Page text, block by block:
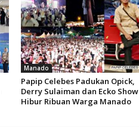
Manado
Papip Celebes Padukan Opick,
Derry Sulaiman dan Ecko Show
Hibur Ribuan Warga Manado